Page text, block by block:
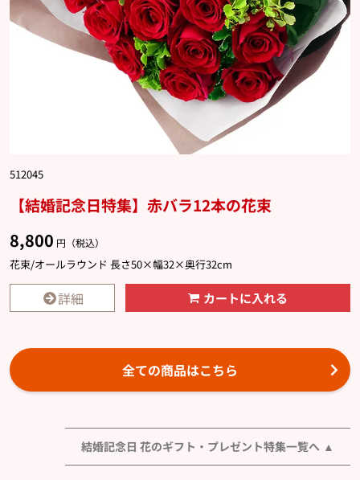
512045
【結婚記念日特集】赤バラ12本の花束
8,800 円（税込）
花束/オールラウンド 長さ50×幅32×奥行32cm
詳細 カートに入れる
全ての商品はこちら
結婚記念日 花のギフト・プレゼント特集一覧へ